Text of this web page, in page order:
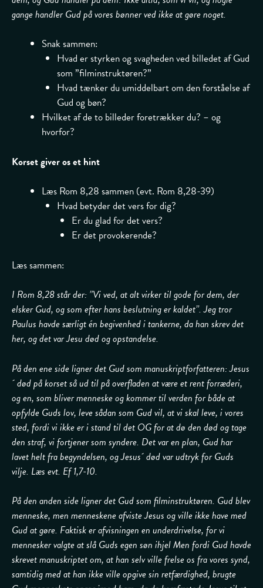
gange handler Gud på vores bønner ved ikke at gøre noget.
Snak sammen:
Hvad er styrken og svagheden ved billedet af Gud
som ”filminstruktøren?”
Hvad tænker du umiddelbart om den forståelse af
Gud og bøn?
Hvilket af de to billeder foretrækker du? – og
hvorfor?
Korset giver os et hint
Læs Rom 8,28 sammen (evt. Rom 8,28-39)
Hvad betyder det vers for dig?
Er du glad for det vers?
Er det provokerende?
Læs sammen:
I Rom 8,28 står der: ”Vi ved, at alt virker til gode for dem, der
elsker Gud, og som efter hans beslutning er kaldet”. Jeg tror
Paulus havde særligt én begivenhed i tankerne, da han skrev det
her, og det var Jesu død og opstandelse.
På den ene side ligner det Gud som manuskriptforfatteren: Jesus
´ død på korset så ud til på overfladen at være et rent forræderi,
og en, som bliver menneske og kommer til verden for både at
opfylde Guds lov, leve sådan som Gud vil, at vi skal leve, i vores
sted, fordi vi ikke er i stand til det OG for at dø den død og tage
den straf, vi fortjener som syndere. Det var en plan, Gud har
lavet helt fra begyndelsen, og Jesus´ død var udtryk for Guds
vilje. Læs evt. Ef 1,7-10.
På den anden side ligner det Gud som filminstruktøren. Gud blev
menneske, men menneskene afviste Jesus og ville ikke have med
Gud at gøre. Faktisk er afvisningen en underdrivelse, for vi
mennesker valgte at slå Guds egen søn ihjel Men fordi Gud havde
skrevet manuskriptet om, at han selv ville frelse os fra vores synd,
samtidig med at han ikke ville opgive sin retfærdighed, brugte